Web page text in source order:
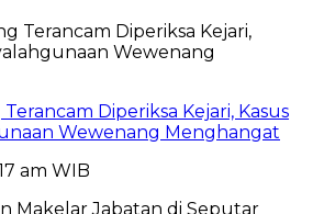
Diperiksa Kejari, Kasus
Wewenang Menghangat
am WIB